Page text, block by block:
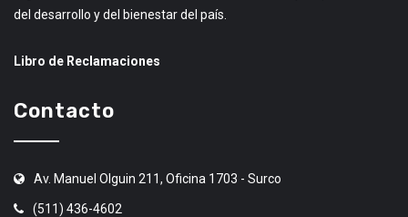
del desarrollo y del bienestar del país.
Libro de Reclamaciones
Contacto
Av. Manuel Olguin 211, Oficina 1703 - Surco
(511) 436-4602